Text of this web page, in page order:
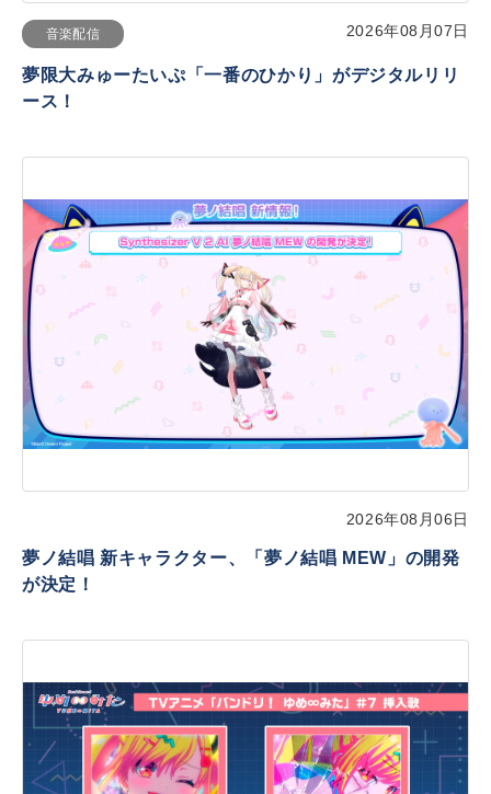
音楽配信 2026年08月07日
夢限大みゅーたいぷ「一番のひかり」がデジタルリリ
ース！
2026年08月06日
夢ノ結唱 新キャラクター、「夢ノ結唱 MEW」の開発
が決定！